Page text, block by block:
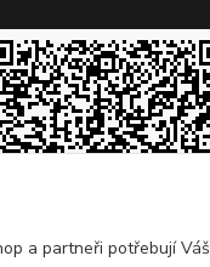
a partneři potřebují Váš